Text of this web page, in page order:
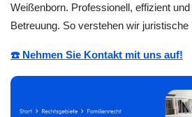
Weißenborn. Professionell, effizient
Betreuung. So verstehen wir juristische
☎️ Nehmen Sie Kontakt mit uns auf!